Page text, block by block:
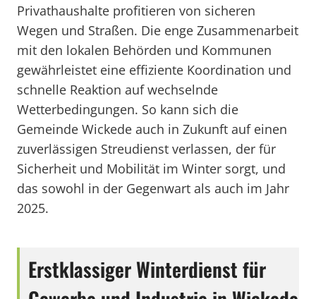
Privathaushalte profitieren von sicheren
Wegen und Straßen. Die enge Zusammenarbeit
mit den lokalen Behörden und Kommunen
gewährleistet eine effiziente Koordination und
schnelle Reaktion auf wechselnde
Wetterbedingungen. So kann sich die
Gemeinde Wickede auch in Zukunft auf einen
zuverlässigen Streudienst verlassen, der für
Sicherheit und Mobilität im Winter sorgt, und
das sowohl in der Gegenwart als auch im Jahr
2025.
Erstklassiger Winterdienst für